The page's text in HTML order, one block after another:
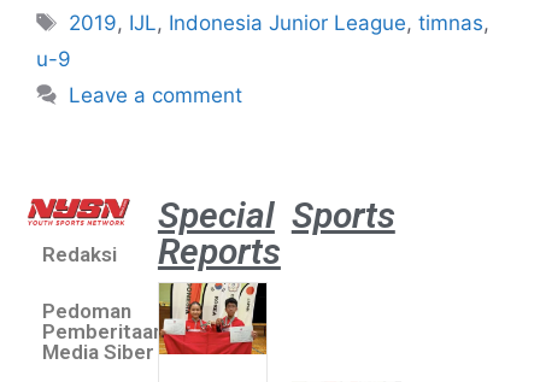
2019, IJL, Indonesia Junior League,timnas,
u-9
Leave a comment
Redaksi
Pedoman
Pemberitaan
Media Siber
Special
Reports
Sports